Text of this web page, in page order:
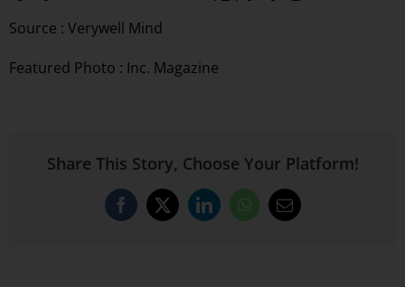
Source : Verywell Mind
Featured Photo : Inc. Magazine
Share This Story, Choose Your Platform!
Facebook
X LinkedInWhatsApp
Email